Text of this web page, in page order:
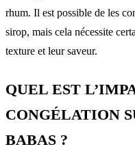
rhum. Il est possible de les
sirop, mais cela nécessite
texture et leur saveur.
QUEL EST
CONGÉLATION
BABAS ?